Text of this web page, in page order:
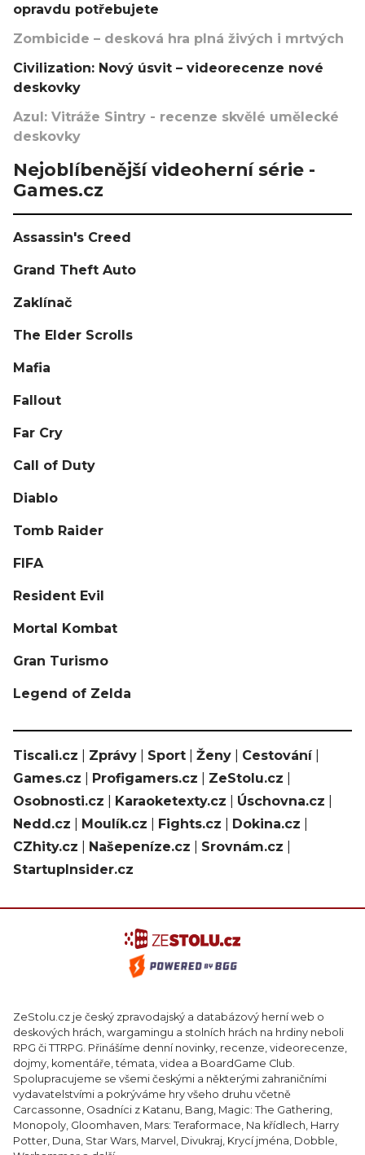
opravdu potřebujete
Zombicide – desková hra plná živých i mrtvých
Civilization: Nový úsvit – videorecenze nové
deskovky
Azul: Vitráže Sintry - recenze skvělé umělecké
deskovky
Nejoblíbenější videoherní série -
Games.cz
Assassin's Creed
Grand Theft Auto
Zaklínač
The Elder Scrolls
Mafia
Fallout
Far Cry
Call of Duty
Diablo
Tomb Raider
FIFA
Resident Evil
Mortal Kombat
Gran Turismo
Legend of Zelda
Tiscali.cz Zprávy Sport Ženy Cestování|
Games.cz
Profigamers.cz ZeStolu.cz
Osobnosti.cz
Karaoketexty.cz Úschovna.cz
Nedd.cz
Moulík.cz Fights.cz Dokina.cz
CZhity.cz
Našepeníze.cz Srovnám.cz
StartupInsider.cz
ZeStolu.cz je český zpravodajský a databázový herní web o
deskových hrách, wargamingu a stolních hrách na hrdiny neboli
RPG či TTRPG. Přinášíme denní novinky, recenze, videorecenze,
dojmy, komentáře, témata, videa a BoardGame Club.
Spolupracujeme se všemi českými a některými zahraničními
vydavatelstvími a pokrýváme hry všeho druhu včetně
Carcassonne, Osadníci z Katanu, Bang, Magic: The Gathering,
Monopoly, Gloomhaven, Mars: Teraformace, Na křídlech, Harry
Potter, Duna, Star Wars, Marvel, Divukraj, Krycí jména, Dobble,